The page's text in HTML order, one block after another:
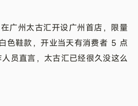
广州太古汇开设广州首店，限量
色鞋款，开业当天有消费者 5 点
员直言，太古汇已经很久没这么